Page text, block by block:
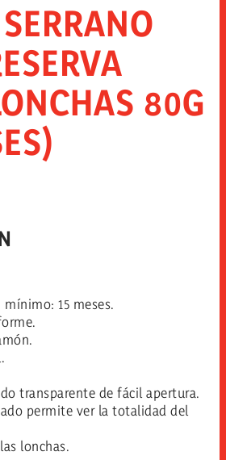
80G
15 meses.
transparente de fácil apertura.
permite ver la totalidad del
lonchas.